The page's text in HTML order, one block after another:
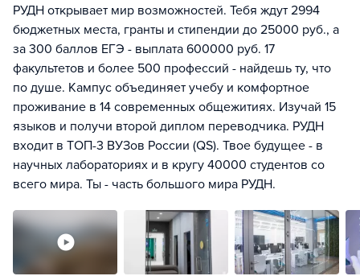
РУДН открывает мир возможностей. Тебя ждут 2994
бюджетных места, гранты и стипендии до 25000 руб., а
за 300 баллов ЕГЭ - выплата 600000 руб. 17
факультетов и более 500 профессий - найдешь ту, что
по душе. Кампус объединяет учебу и комфортное
проживание в 14 современных общежитиях. Изучай 15
языков и получи второй диплом переводчика. РУДН
входит в ТОП-3 ВУЗов России (QS). Твое будущее - в
научных лабораториях и в кругу 40000 студентов со
всего мира. Ты - часть большого мира РУДН.